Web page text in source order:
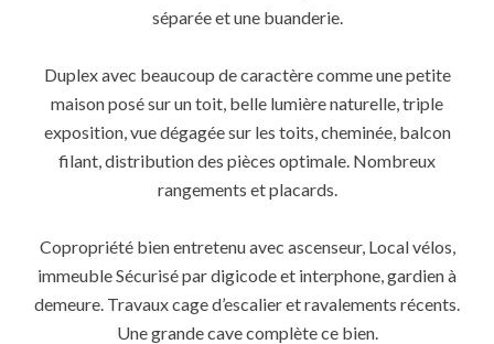
séparée et une buanderie.
Duplex avec beaucoup de caractère comme une petite
maison posé sur un toit, belle lumière naturelle, triple
exposition, vue dégagée sur les toits, cheminée, balcon
filant, distribution des pièces optimale. Nombreux
rangements et placards.
Copropriété bien entretenu avec ascenseur, Local vélos,
immeuble Sécurisé par digicode et interphone, gardien à
demeure. Travaux cage d’escalier et ravalements récents.
Une grande cave complète ce bien.